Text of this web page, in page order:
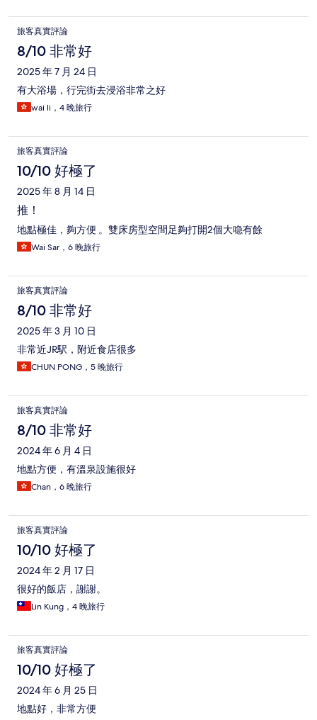
旅客真實評論
8/10 非常好
2025 年 7 月 24 日
有大浴場，行完街去浸浴非常之好
wai li，4 晚旅行
旅客真實評論
10/10 好極了
2025 年 8 月 14 日
推！
地點極佳，夠方便 。雙床房型空間足夠打開2個大喼有餘
Wai Sar，6 晚旅行
旅客真實評論
8/10 非常好
2025 年 3 月 10 日
非常近JR駅，附近食店很多
CHUN PONG，5 晚旅行
旅客真實評論
8/10 非常好
2024 年 6 月 4 日
地點方便，有溫泉設施很好
Chan，6 晚旅行
旅客真實評論
10/10 好極了
2024 年 2 月 17 日
很好的飯店，謝謝。
Lin Kung，4 晚旅行
旅客真實評論
10/10 好極了
2024 年 6 月 25 日
地點好，非常方便